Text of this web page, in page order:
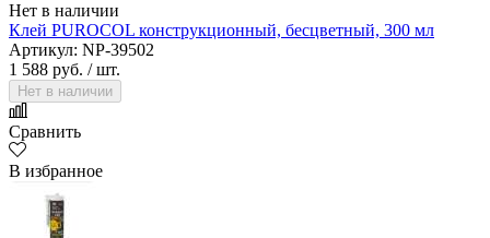
Нет в наличии
Клей PUROCOL конструкционный, бесцветный, 300 мл
Артикул: NP-39502
1 588 руб. / шт.
Нет в наличии
Сравнить
В избранное